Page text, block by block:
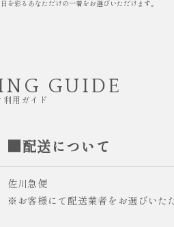
を彩るあなただけの一着をお選びいただけます。
GUIDE
利用ガイド
■配送について
佐川急便
※お客様にて配送業者をお選びいた